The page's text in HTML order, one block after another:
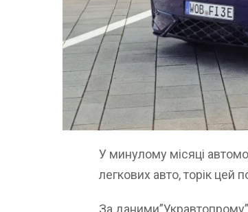
У минулому місяці
легкових авто, торік цей